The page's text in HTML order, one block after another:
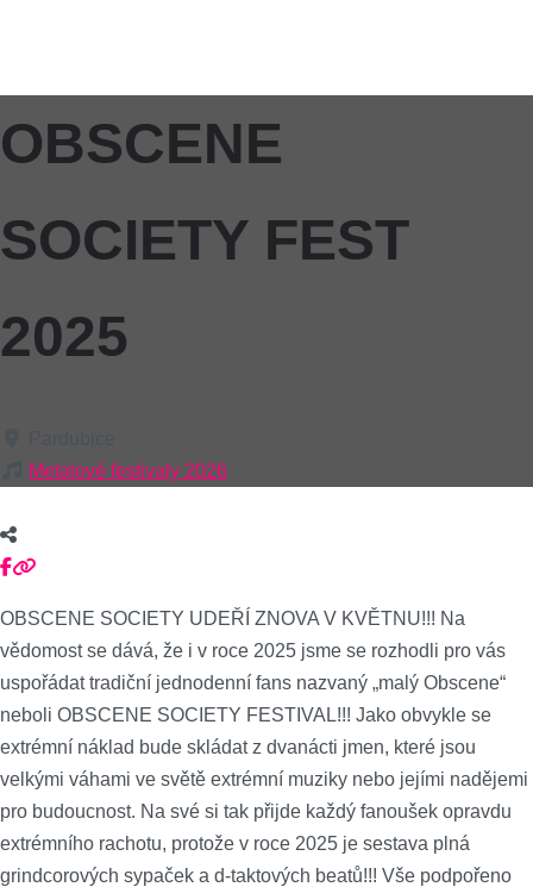
OBSCENE
SOCIETY FEST
2025
Metalové festivaly 2026
OBSCENE SOCIETY UDEŘÍ ZNOVA V KVĚTNU!!! Na
vědomost se dává, že i v roce 2025 jsme se rozhodli pro vás
uspořádat tradiční jednodenní fans nazvaný „malý Obscene“
neboli OBSCENE SOCIETY FESTIVAL!!! Jako obvykle se
extrémní náklad bude skládat z dvanácti jmen, které jsou
velkými váhami ve světě extrémní muziky nebo jejími nadějemi
pro budoucnost. Na své si tak přijde každý fanoušek opravdu
extrémního rachotu, protože v roce 2025 je sestava plná
grindcorových sypaček a d-taktových beatů!!! Vše podpořeno